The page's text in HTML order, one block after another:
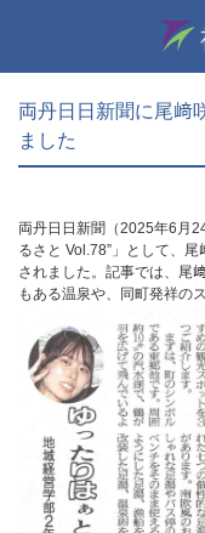
両丹日日新聞に尾﨑
ました
両丹日日新聞（2025年6月
るさと Vol.78”」として、
されました。記事では、尾
もある温泉や、同町発祥の